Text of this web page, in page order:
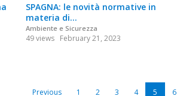
SPAGNA: le novità normative in
materia di...
Ambiente e Sicurezza
49 views February 21, 2023
Previous 1 2 3 4 5 6